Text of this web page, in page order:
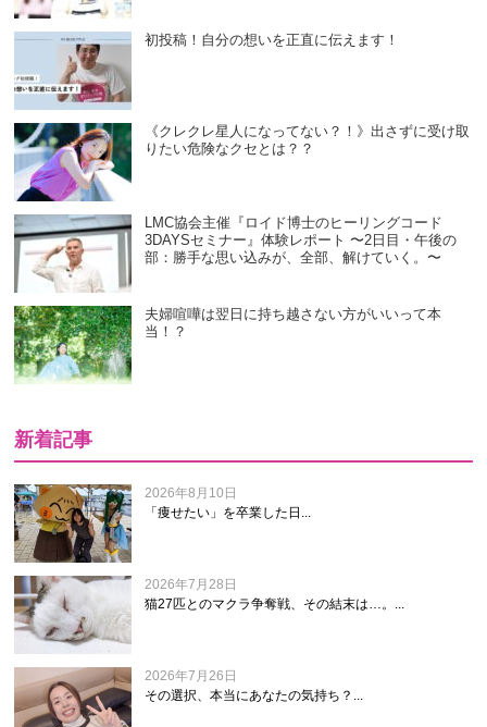
初投稿！自分の想いを正直に伝えます！
《クレクレ星人になってない？！》出さずに受け取
りたい危険なクセとは？？
LMC協会主催『ロイド博士のヒーリングコード
3DAYSセミナー』体験レポート 〜2日目・午後の
部：勝手な思い込みが、全部、解けていく。〜
夫婦喧嘩は翌日に持ち越さない方がいいって本
当！？
新着記事
2026年8月10日
「痩せたい」を卒業した日...
2026年7月28日
猫27匹とのマクラ争奪戦、その結末は…。...
2026年7月26日
その選択、本当にあなたの気持ち？...